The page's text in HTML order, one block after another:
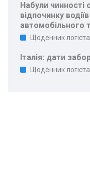
Набули чинності
відпочинку
автомобільного
Щоденник логіста
Італія: дати
Щоденник логіста